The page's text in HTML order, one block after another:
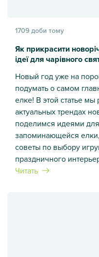
1709 доби тому
Як прикрасити
ідеї для чарівного
Новый год уже на
подумать о самом
елке! В этой статье
актуальных трендах
поделимся идеями
запоминающейся
советы по выбору
праздничного
Читать